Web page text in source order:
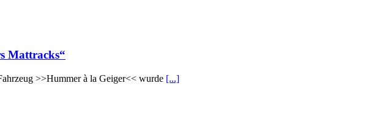
Mattracks“
>>Hummer à la Geiger<< wurde [...]